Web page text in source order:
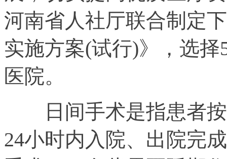
河南省人社厅联合制定
实施方案(试行)》，选
医院。
日间手术是指患者按
24小时内入院、出院完